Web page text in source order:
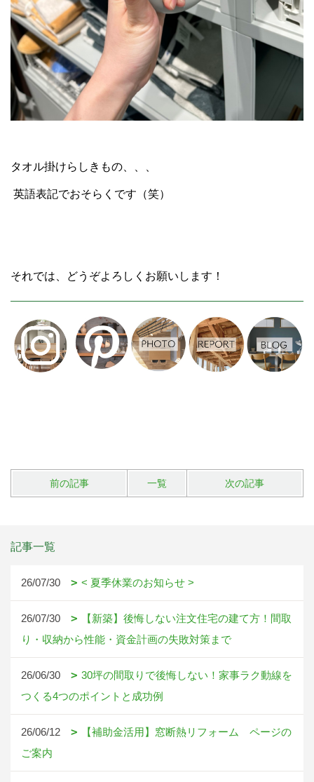
タオル掛けらしきもの、、、
英語表記でおそらくです（笑）
それでは、どうぞよろしくお願いします！
前の記事 一覧 次の記事
記事一覧
26/07/30 < 夏季休業のお知らせ >
26/07/30
【新築】後悔しない注文住宅の建て方！間取
り・収納から性能・資金計画の失敗対策まで
26/06/30
30坪の間取りで後悔しない！家事ラク動線を
つくる4つのポイントと成功例
26/06/12
【補助金活用】窓断熱リフォーム ページの
ご案内